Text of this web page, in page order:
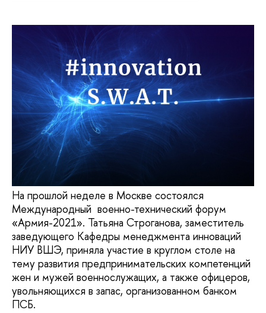
На прошлой неделе в Москве состоялся
Международный военно-технический форум
«Армия-2021». Татьяна Строганова, заместитель
заведующего Кафедры менеджмента инноваций
НИУ ВШЭ, приняла участие в круглом столе на
тему развития предпринимательских компетенций
жен и мужей военнослужащих, а также офицеров,
увольняющихся в запас, организованном банком
ПСБ.